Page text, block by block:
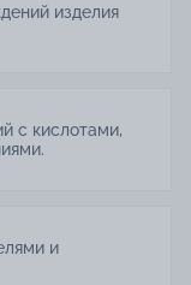
изделия
с кислотами,
и